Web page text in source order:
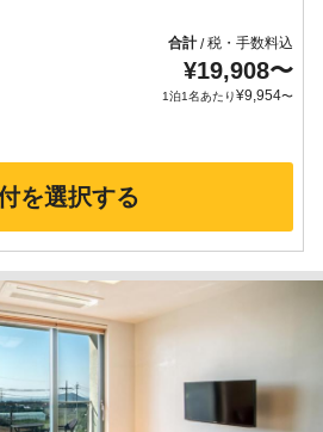
合計/税・手数料込
¥19,908〜
1泊1名あたり¥9,954〜
を選択する